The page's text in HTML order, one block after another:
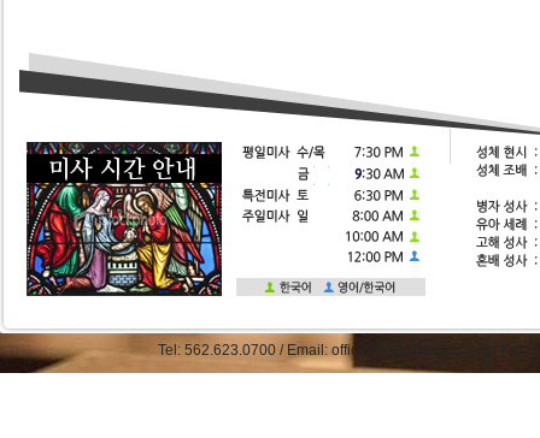
Tel: 562.623.0700 / Email: office@straphaelkcc.org /